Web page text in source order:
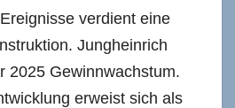
verdient eine
Jungheinrich
2025 Gewinnwachstum.
erweist sich als